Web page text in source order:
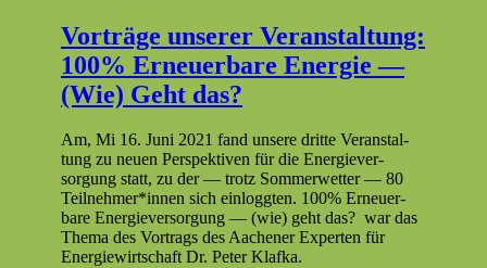
Vorträge unserer Veranstaltung:
100% Erneuerbare Energie —
(Wie) Geht das?
Am, Mi 16. Juni 2021 fand unsere dritte Ver­anstal­
tung zu neuen Per­spek­tiv­en für die Energiev­er­
sorgung statt, zu der — trotz Som­mer­wet­ter — 80
Teilnehmer*innen sich ein­log­gten. 100% Erneuer­
bare Energiev­er­sorgung — (wie) geht das? war das
The­ma des Vor­trags des Aach­en­er Experten für
Energiewirtschaft Dr. Peter Klafka.